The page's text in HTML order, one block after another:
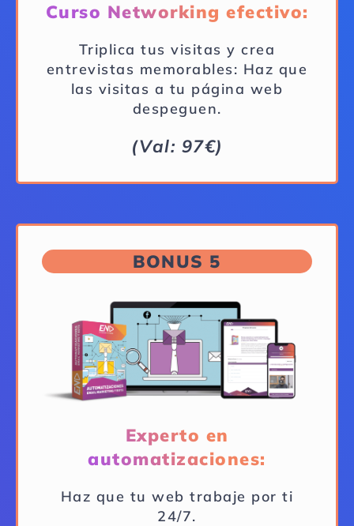
Curso Networking efectivo:
Triplica tus visitas y crea
entrevistas memorables: Haz que
las visitas a tu página web
despeguen.
(Val: 97€)
BONUS 5
Experto en
automatizaciones:
Haz que tu web trabaje por ti
24/7.